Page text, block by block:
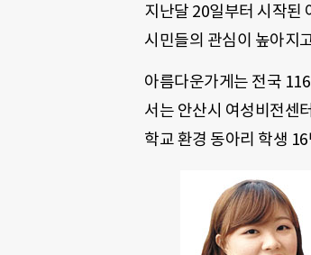
지난달 20일부터 시작된
시민들의 관심이 높아지
아름다운가게는 전국
서는 안산시 여성비전센
학교 환경 동아리 학생